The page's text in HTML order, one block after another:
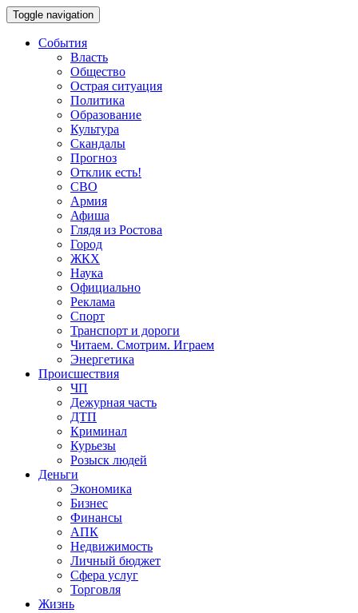
Toggle navigation
События
Власть
Общество
Острая ситуация
Политика
Образование
Культура
Скандалы
Прогноз
Отклик есть!
СВО
Армия
Афиша
Глядя из Ростова
Город
ЖКХ
Наука
Официально
Реклама
Спорт
Транспорт и дороги
Читаем. Смотрим. Играем
Энергетика
Происшествия
ЧП
Дежурная часть
ДТП
Криминал
Курьезы
Розыск людей
Деньги
Экономика
Бизнес
Финансы
АПК
Недвижимость
Личный бюджет
Сфера услуг
Торговля
Жизнь